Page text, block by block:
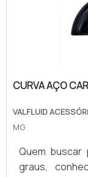
CURVA AÇO
VALFLUID
MG
Quem buscar
graus,